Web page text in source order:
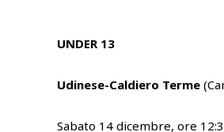
UNDER 13
Udinese-Caldiero Terme
Sabato 14 dicembre, ore